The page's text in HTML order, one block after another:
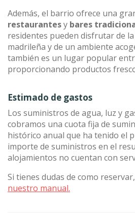
Además, el barrio ofrece una
restaurantesy bares
residentes pueden disfrutar de
madrileña y de un ambiente
también es un lugar popular
proporcionando productos
Estimado de gastos
Los suministros de agua, luz y
cobramos una cuota fija de
histórico anual que ha tenido el
importe de suministros en el
alojamientos no cuentan con
Si tienes dudas de como
nuestro manual.